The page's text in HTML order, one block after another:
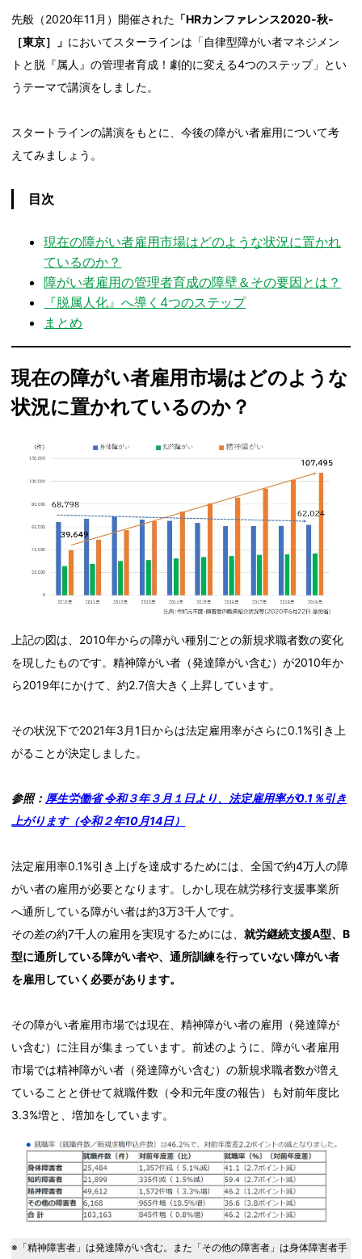
先般（2020年11月）開催された 「HRカンファレンス2020-秋-
［東京］」 においてスターラインは「自律型障がい者マネジメン
トと脱『属人』の管理者育成！劇的に変える4つのステップ」とい
うテーマで講演をしました。
スタートラインの講演をもとに、今後の障がい者雇用について考
えてみましょう。
目次
現在の障がい者雇用市場はどのような状況に置かれ
ているのか？
障がい者雇用の管理者育成の障壁＆その要因とは？
『脱属人化』へ導く4つのステップ
まとめ
現在の障がい者雇用市場はどのような
状況に置かれているのか？
上記の図は、2010年からの障がい種別ごとの新規求職者数の変化
を現したものです。精神障がい者（発達障がい含む）が2010年か
ら2019年にかけて、約2.7倍大きく上昇しています。
その状況下で2021年3月1日からは法定雇用率がさらに0.1%引き上
がることが決定しました。
参照： 厚生労働省 令和３年３月１日より、法定雇用率が0.1％引き
上がります（令和２年10月14日）
法定雇用率0.1%引き上げを達成するためには、全国で約4万人の障
がい者の雇用が必要となります。しかし現在就労移行支援事業所
へ通所している障がい者は約3万3千人です。
その差の約7千人の雇用を実現するためには、就労継続支援A型、B
型に通所している障がい者や、通所訓練を行っていない障がい者
を雇用していく必要があります。
その障がい者雇用市場では現在、精神障がい者の雇用（発達障が
い含む）に注目が集まっています。前述のように、障がい者雇用
市場では精神障がい者（発達障がい含む）の新規求職者数が増え
ていることと併せて就職件数（令和元年度の報告）も対前年度比
3.3%増と、増加をしています。
※「精神障害者」は発達障がい含む。また「その他の障害者」は身体障害者手